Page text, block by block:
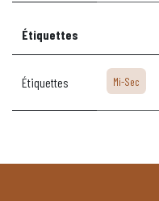
Étiquettes
Étiquettes Mi-Sec